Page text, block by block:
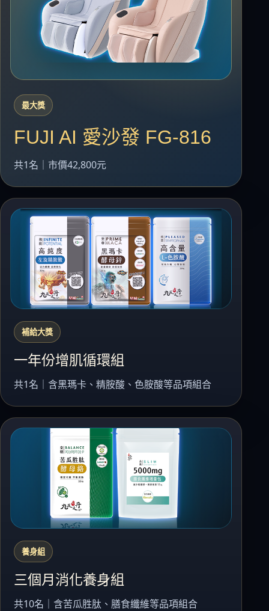
最大獎
FUJI AI 愛沙發 FG-816
共1名｜市價42,800元
補給大獎
一年份增肌循環組
共1名｜含黑瑪卡、精胺酸、色胺酸等品項組合
養身組
三個月消化養身組
共10名｜含苦瓜胜肽、膳食纖維等品項組合